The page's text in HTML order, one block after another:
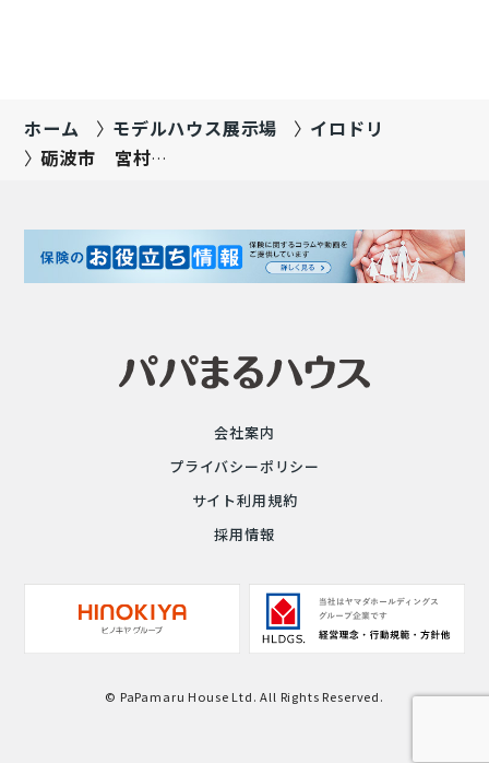
ホーム モデルハウス展示場
イロドリ
砺波市 宮村1
会社案内
プライバシーポリシー
サイト利用規約
採用情報
© PaPamaru House Ltd. All Rights Reserved.